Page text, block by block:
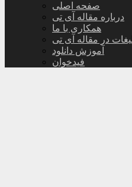
صفحه اصلی
درباره مقاله آی تی
همکاری با ما
در مقاله آی تی
آموزش دانلود
فیدخوان